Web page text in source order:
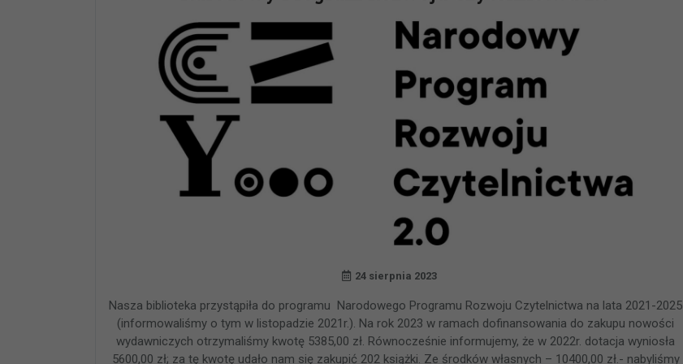
24 sierpnia 2023
Nasza biblioteka przystąpiła do programu Narodowego Programu Rozwoju Czytelnictwa na lata 2021-2025
(informowaliśmy o tym w listopadzie 2021r.). Na rok 2023 w ramach dofinansowania do zakupu nowości
wydawniczych otrzymaliśmy kwotę 5385,00 zł. Równocześnie informujemy, że w 2022r. dotacja wyniosła
5600,00 zł; za tę kwotę udało nam się zakupić 202 książki. Ze środków własnych – 10400,00 zł.- nabyliśmy